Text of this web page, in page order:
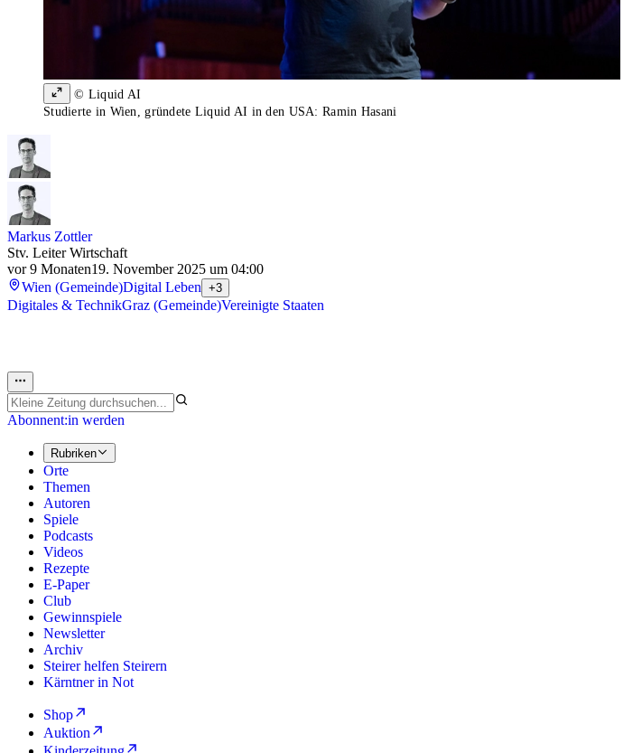
© Liquid AI
Studierte in Wien, gründete Liquid AI in den USA: Ramin Hasani
Markus Zottler
Stv. Leiter Wirtschaft
vor 9 Monaten19. November 2025 um 04:00
Wien (Gemeinde)Digital Leben +3
Digitales & TechnikGraz (Gemeinde)Vereinigte Staaten
Abonnent:in werden
Rubriken
Orte
Themen
Autoren
Spiele
Podcasts
Videos
Rezepte
E-Paper
Club
Gewinnspiele
Newsletter
Archiv
Steirer helfen Steirern
Kärntner in Not
Shop
Auktion